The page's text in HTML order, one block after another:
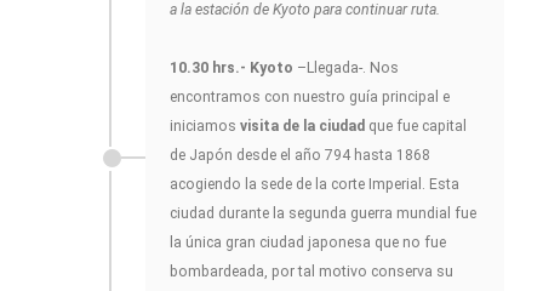
a la estación de Kyoto para continuar ruta.
10.30 hrs.- Kyoto –Llegada-. Nos
encontramos con nuestro guía principal e
iniciamos visita de la ciudad que fue capital
de Japón desde el año 794 hasta 1868
acogiendo la sede de la corte Imperial. Esta
ciudad durante la segunda guerra mundial fue
la única gran ciudad japonesa que no fue
bombardeada, por tal motivo conserva su